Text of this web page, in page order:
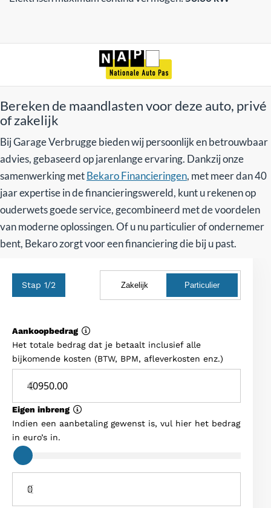
Bereken de maandlasten voor deze auto, privé
of zakelijk
Bij Garage Verbrugge bieden wij persoonlijk en betrouwbaar
advies, gebaseerd op jarenlange ervaring. Dankzij onze
samenwerking metBekaro Financieringen, met meer dan 40
jaar expertise in de financieringswereld, kunt u rekenen op
ouderwets goede service, gecombineerd met de voordelen
van moderne oplossingen. Of u nu particulier of ondernemer
bent, Bekaro zorgt voor een financiering die bij u past.